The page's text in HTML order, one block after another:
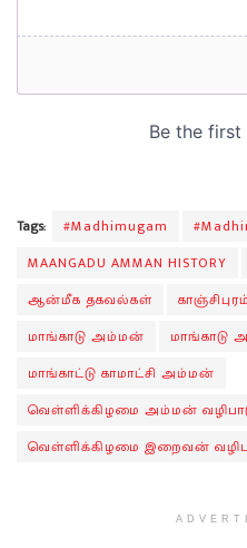
Tags: #Madhimugam
MAANGADU AMMAN HISTORY
ஆன்மீக தகவல்கள்
காஞ்சிபுரம்
மாங்காடு அம்மன்
மாங்காடு
மாங்காட்டு காமாட்சி அம்மன்
வெள்ளிக்கிழமை அம்மன்
வெள்ளிக்கிழமை இறைவன்